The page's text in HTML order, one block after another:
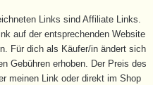
Links sind Affiliate Links.
auf der entsprechenden Website
Für dich als Käufer/in ändert sich
Gebühren erhoben. Der Preis des
meinen Link oder direkt im Shop